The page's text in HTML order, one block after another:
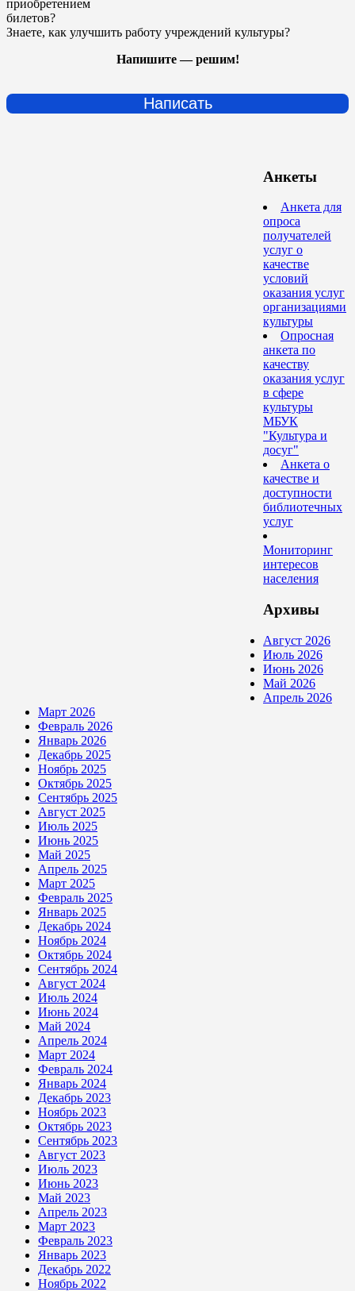
приобретением
билетов?
Знаете, как улучшить работу учреждений культуры?
Напишите — решим!
Написать
Анкеты
Анкета для
опроса
получателей
услуг о
качестве
условий
оказания услуг
организациями
культуры
Опросная
анкета по
качеству
оказания услуг
в сфере
культуры
МБУК
"Культура и
досуг"
Анкета о
качестве и
доступности
библиотечных
услуг
Мониторинг
интересов
населения
Архивы
Август 2026
Июль 2026
Июнь 2026
Май 2026
Апрель 2026
Март 2026
Февраль 2026
Январь 2026
Декабрь 2025
Ноябрь 2025
Октябрь 2025
Сентябрь 2025
Август 2025
Июль 2025
Июнь 2025
Май 2025
Апрель 2025
Март 2025
Февраль 2025
Январь 2025
Декабрь 2024
Ноябрь 2024
Октябрь 2024
Сентябрь 2024
Август 2024
Июль 2024
Июнь 2024
Май 2024
Апрель 2024
Март 2024
Февраль 2024
Январь 2024
Декабрь 2023
Ноябрь 2023
Октябрь 2023
Сентябрь 2023
Август 2023
Июль 2023
Июнь 2023
Май 2023
Апрель 2023
Март 2023
Февраль 2023
Январь 2023
Декабрь 2022
Ноябрь 2022